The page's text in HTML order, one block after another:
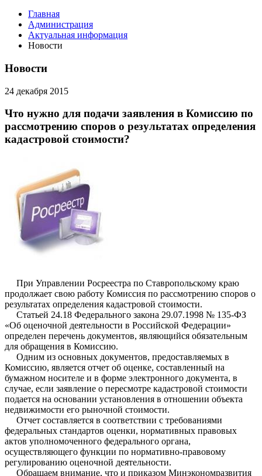
Главная
Администрация
Актуальная информация
Новости
Новости
24 декабря 2015
Что нужно для подачи заявления в Комиссию по
рассмотрению споров о результатах определения
кадастровой стоимости?
При Управлении Росреестра по Ставропольскому краю
продолжает свою работу Комиссия по рассмотрению споров о
результатах определения кадастровой стоимости.
Статьей 24.18 Федерального закона 29.07.1998 № 135-ФЗ
«Об оценочной деятельности в Российской Федерации»
определен перечень документов, являющийся обязательным
для обращения в Комиссию.
Одним из основных документов, предоставляемых в
Комиссию, является отчет об оценке, составленный на
бумажном носителе и в форме электронного документа, в
случае, если заявление о пересмотре кадастровой стоимости
подается на основании установления в отношении объекта
недвижимости его рыночной стоимости.
Отчет составляется в соответствии с требованиями
федеральных стандартов оценки, нормативных правовых
актов уполномоченного федерального органа,
осуществляющего функции по нормативно-правовому
регулированию оценочной деятельности.
Обращаем внимание, что и приказом Минэкономразвития